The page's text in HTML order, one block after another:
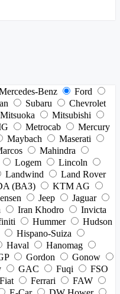
Benz
Ford
Subaru
Chevrolet
Mitsuoka
Mitsubishi
Metrocab
Mercury
Maybach
Maserati
Mahindra
Logem
Lincoln
Landwind
Land Rover
(ВАЗ)
KTM AG
Jeep
Jaguar
Iran Khodro
Invicta
Hummer
Hudson
Hispano-Suiza
Haval
Hanomag
Gordon
Gonow
GAC Fuqi
FSO
Fiat Ferrari
FAW